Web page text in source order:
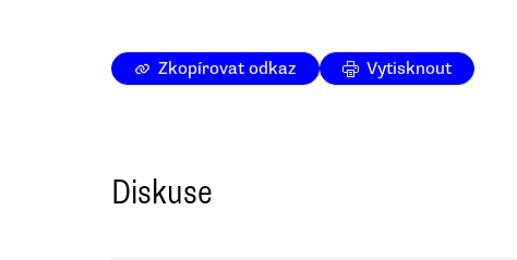
Zkopírovat odkaz Vytisknout
Diskuse